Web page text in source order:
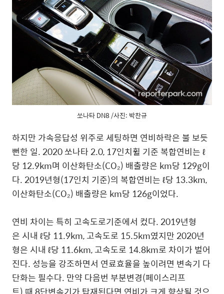
쏘나타 DN8 /사진: 박찬규
하지만 가속응답성 위주로 세팅하면 연비하락은 불 보듯
뻔한 일. 2020 쏘나타 2.0, 17인치휠 기준 복합연비는 ℓ
당 12.9km며 이산화탄소(CO₂) 배출량은 km당 129g이
다. 2019년형(17인치 기준)의 복합연비는 ℓ당 13.3km,
이산화탄소(CO₂) 배출량은 km당 126g이었다.
연비 차이는 특히 고속도로기준에서 컸다. 2019년형
은 시내 ℓ당 11.9km, 고속도로 15.5km였지만 2020년
형은 시내 ℓ당 11.6km, 고속도로 14.8km로 차이가 벌어
진다. 성능을 강조하면서 연료효율을 높이려면 변속기 다
단화는 필수다. 만약 다음번 부분변경(페이스리프